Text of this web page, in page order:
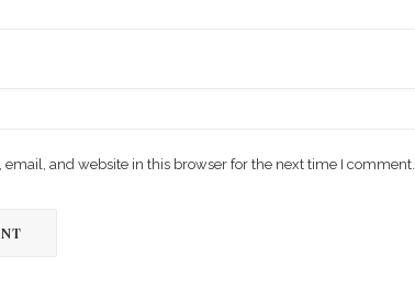
email, and website in this browser for the next time I comment.